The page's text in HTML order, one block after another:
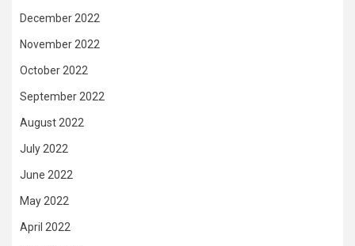
December 2022
November 2022
October 2022
September 2022
August 2022
July 2022
June 2022
May 2022
April 2022